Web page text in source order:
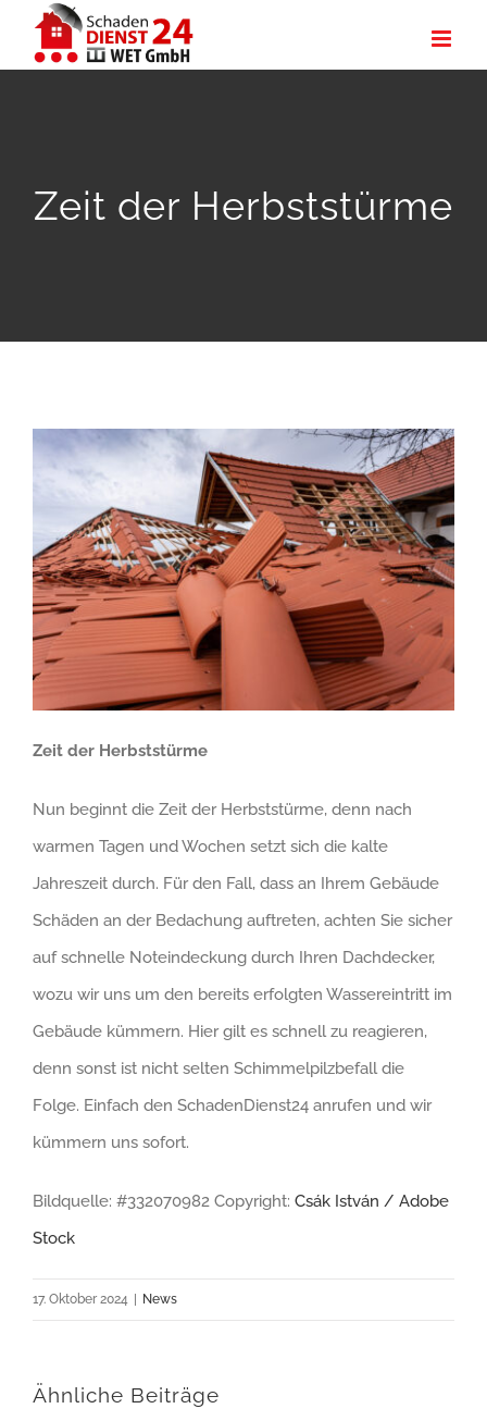
Inhalt
Zeit der Herbststürme
Zeit der Herbststürme
Nun beginnt die Zeit der Herbststürme, denn nach
warmen Tagen und Wochen setzt sich die kalte
Jahreszeit durch. Für den Fall, dass an Ihrem Gebäude
Schäden an der Bedachung auftreten, achten Sie sicher
auf schnelle Noteindeckung durch Ihren Dachdecker,
wozu wir uns um den bereits erfolgten Wassereintritt im
Gebäude kümmern. Hier gilt es schnell zu reagieren,
denn sonst ist nicht selten Schimmelpilzbefall die
Folge. Einfach den SchadenDienst24 anrufen und wir
kümmern uns sofort.
Bildquelle: #332070982 Copyright: Csák István / Adobe
Stock
17. Oktober 2024 | News
Ähnliche Beiträge